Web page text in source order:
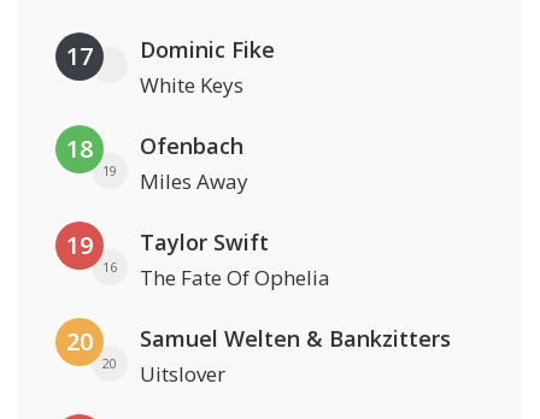
17 Dominic Fike
White Keys
18
19
Ofenbach
Miles Away
19
16
Taylor Swift
The Fate Of Ophelia
20
20
Samuel Welten & Bankzitters
Uitslover